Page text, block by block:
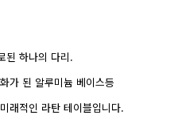
된 하나의 다리.
가 된 알루미늄 베이스등
래적인 라탄 테이블입니다.